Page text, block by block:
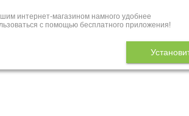
интернет-магазином намного удобнее
с помощью бесплатного приложения!